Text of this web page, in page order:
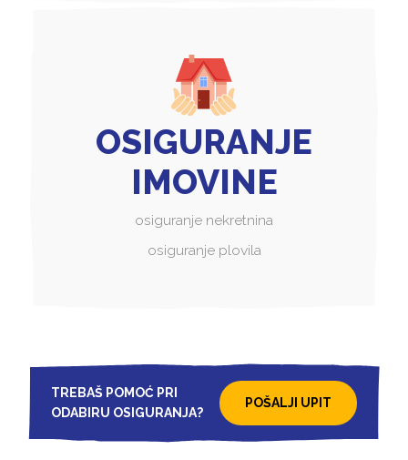
OSIGURANJE
IMOVINE
osiguranje nekretnina
osiguranje plovila
TREBAŠ POMOĆ PRI
ODABIRU OSIGURANJA?
POŠALJI UPIT